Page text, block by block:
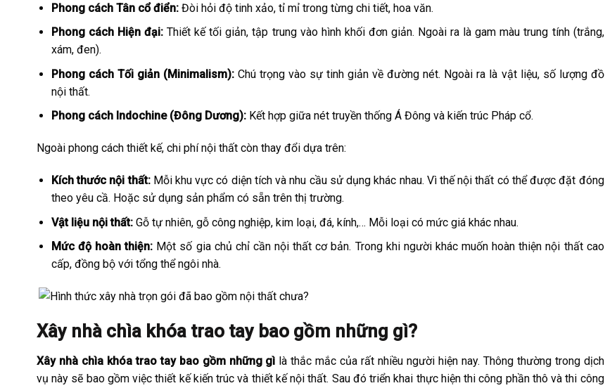
Phong cách Tân cổ điển:Đòi hỏi độ tinh xảo, tỉ mỉ trong từng chi tiết, hoa văn.
Phong cách Hiện đại: Thiết kế tối giản, tập trung vào hình khối đơn giản. Ngoài ra là gam màu trung tính (trắng,
xám, đen).
Phong cách Tối giản (Minimalism):Chú trọng vào sự tinh giản về đường nét. Ngoài ra là vật liệu, số lượng đồ
nội thất.
Phong cách Indochine (Đông Dương):Kết hợp giữa nét truyền thống Á Đông và kiến trúc Pháp cổ.
Ngoài phong cách thiết kế, chi phí nội thất còn thay đổi dựa trên:
Kích thước nội thất:Mỗi khu vực có diện tích và nhu cầu sử dụng khác nhau. Vì thế nội thất có thể được đặt đóng
theo yêu cầ. Hoặc sử dụng sản phẩm có sẵn trên thị trường.
Vật liệu nội thất:Gỗ tự nhiên, gỗ công nghiệp, kim loại, đá, kính,… Mỗi loại có mức giá khác nhau.
Mức độ hoàn thiện: Một số gia chủ chỉ cần nội thất cơ bản. Trong khi người khác muốn hoàn thiện nội thất cao
cấp, đồng bộ với tổng thể ngôi nhà.
Xây nhà chìa khóa trao tay bao gồm những gì?
Xây nhà chìa khóa trao tay bao gồm những gì là thắc mắc của rất nhiều người hiện nay. Thông thường trong dịch
vụ này sẽ bao gồm việc thiết kế kiến trúc và thiết kế nội thất. Sau đó triển khai thực hiện thi công phần thô và thi công